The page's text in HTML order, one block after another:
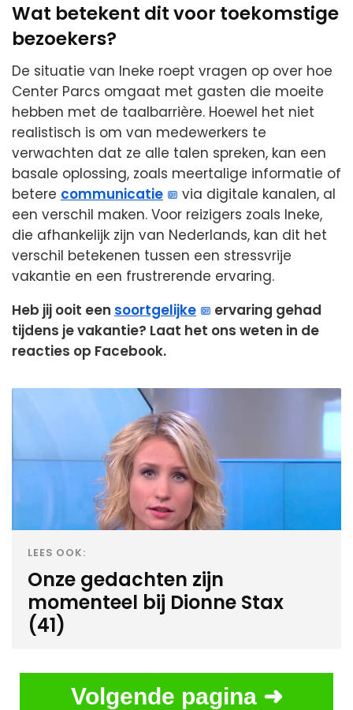
Wat betekent dit voor toekomstige
bezoekers?
De situatie van Ineke roept vragen op over hoe
Center Parcs omgaat met gasten die moeite
hebben met de taalbarrière. Hoewel het niet
realistisch is om van medewerkers te
verwachten dat ze alle talen spreken, kan een
basale oplossing, zoals meertalige informatie of
betere communicatie
via digitale kanalen, al
een verschil maken. Voor reizigers zoals Ineke,
die afhankelijk zijn van Nederlands, kan dit het
verschil betekenen tussen een stressvrije
vakantie en een frustrerende ervaring.
Heb jij ooit een soortgelijke
ervaring gehad
tijdens je vakantie? Laat het ons weten in de
reacties op Facebook.
LEES OOK:
Onze gedachten zijn
momenteel bij Dionne Stax
(41)
Volgende pagina ➜